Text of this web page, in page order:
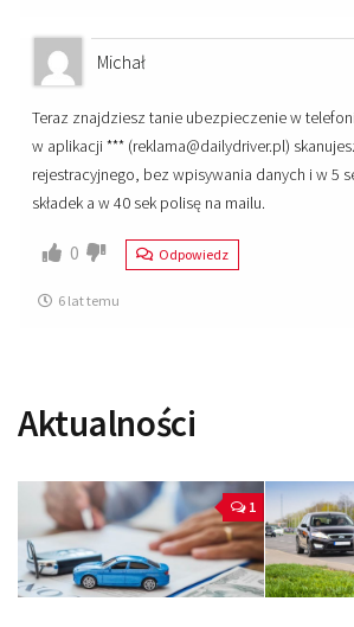
Michał
Teraz znajdziesz tanie ubezpieczenie w
w aplikacji *** (reklama@dailydriver.pl)
rejestracyjnego, bez wpisywania danych i w 5
składek a w 40 sek polisę na mailu.
0 Odpowiedz
6 lat temu
Aktualności
1